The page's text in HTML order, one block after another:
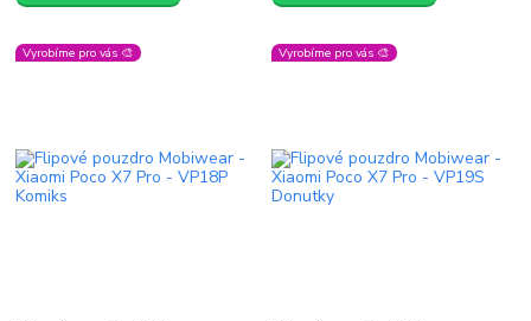
Vyrobíme pro vás 🎨 Vyrobíme pro vás 🎨